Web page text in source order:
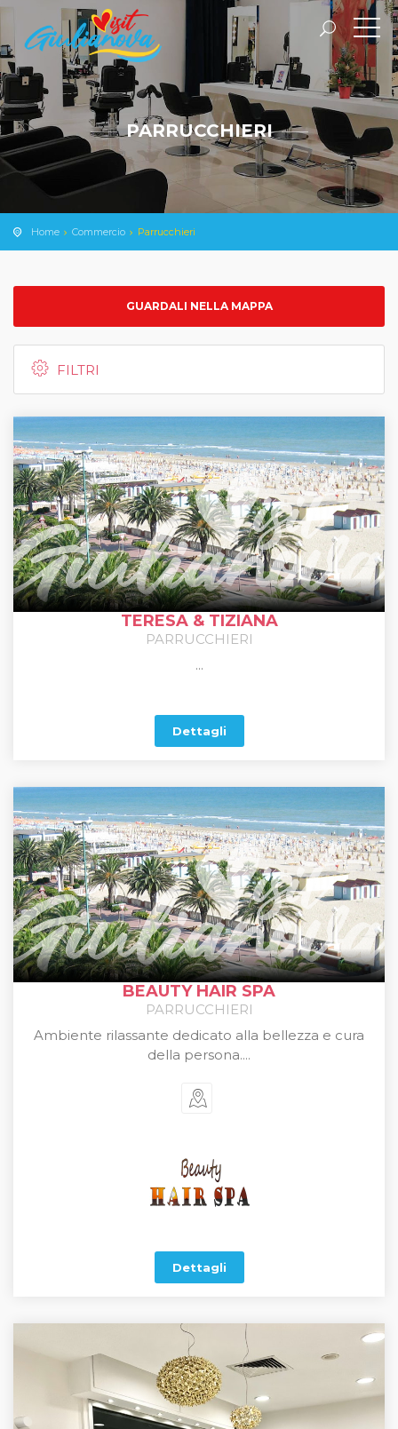
PARRUCCHIERI
Home Commercio Parrucchieri
GUARDALI NELLA MAPPA
FILTRI
TERESA & TIZIANA
PARRUCCHIERI
...
Dettagli
BEAUTY HAIR SPA
PARRUCCHIERI
Ambiente rilassante dedicato alla bellezza e cura
della persona....
Dettagli